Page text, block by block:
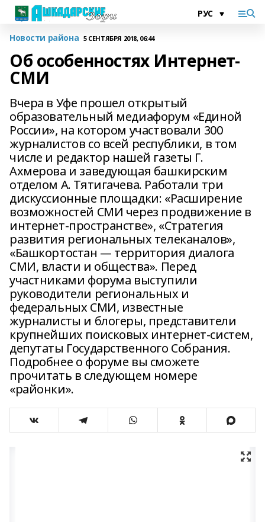
Новости района 5 СЕНТЯБРЯ 2018, 06:44
Об особенностях Интернет-
СМИ
Вчера в Уфе прошел открытый
образовательный медиафорум «Единой
России», на котором участвовали 300
журналистов со всей республики, в том
числе и редактор нашей газеты Г.
Ахмерова и заведующая башкирским
отделом А. Тятигачева. Работали три
дискуссионные площадки: «Расширение
возможностей СМИ через продвижение в
интернет-пространстве», «Стратегия
развития региональных телеканалов»,
«Башкортостан — территория диалога
СМИ, власти и общества». Перед
участниками форума выступили
руководители региональных и
федеральных СМИ, известные
журналисты и блогеры, представители
крупнейших поисковых интернет-систем,
депутаты Государственного Собрания.
Подробнее о форуме вы сможете
прочитать в следующем номере
«районки».